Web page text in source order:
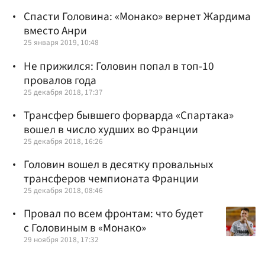
Спасти Головина: «Монако» вернет Жардима
вместо Анри
25 января 2019, 10:48
Не прижился: Головин попал в топ-10
провалов года
25 декабря 2018, 17:37
Трансфер бывшего форварда «Спартака»
вошел в число худших во Франции
25 декабря 2018, 16:26
Головин вошел в десятку провальных
трансферов чемпионата Франции
25 декабря 2018, 08:46
Провал по всем фронтам: что будет
с Головиным в «Монако»
29 ноября 2018, 17:32